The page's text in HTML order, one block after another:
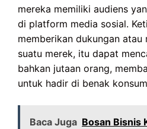
mereka memiliki audiens
di platform media sosial.
memberikan dukungan atau
suatu merek, itu dapat
bahkan jutaan orang,
untuk hadir di benak
Baca Juga Bosan Bisnis